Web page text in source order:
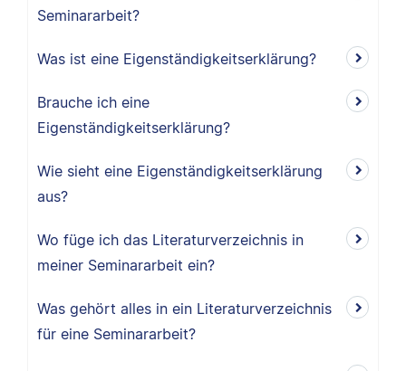
Seminararbeit?
Was ist eine Eigenständigkeitserklärung?
Brauche ich eine
Eigenständigkeitserklärung?
Wie sieht eine Eigenständigkeitserklärung
aus?
Wo füge ich das Literaturverzeichnis in
meiner Seminararbeit ein?
Was gehört alles in ein Literaturverzeichnis
für eine Seminararbeit?